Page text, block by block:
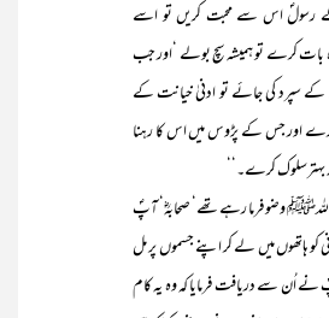
رسولؐ اس سے محبت کریں تو اسے
بات کرے تو ہمیشہ سچ بولے ‘اور جب
سپرد کی جائے تو ادنیٰ خیانت کے
اور جس کے پڑوس میں اس کا رہنا
کرے۔‘‘
وضو فرما رہے تھے‘ صحابہؓ‘ آپؐ
ہاتھوں میں لے کر اپنے جسموں پر مل
اُن سے دریافت فرمایا کہ وہ یہ کام